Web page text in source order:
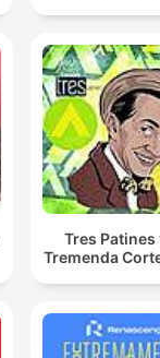
Tres Patines
Tremenda